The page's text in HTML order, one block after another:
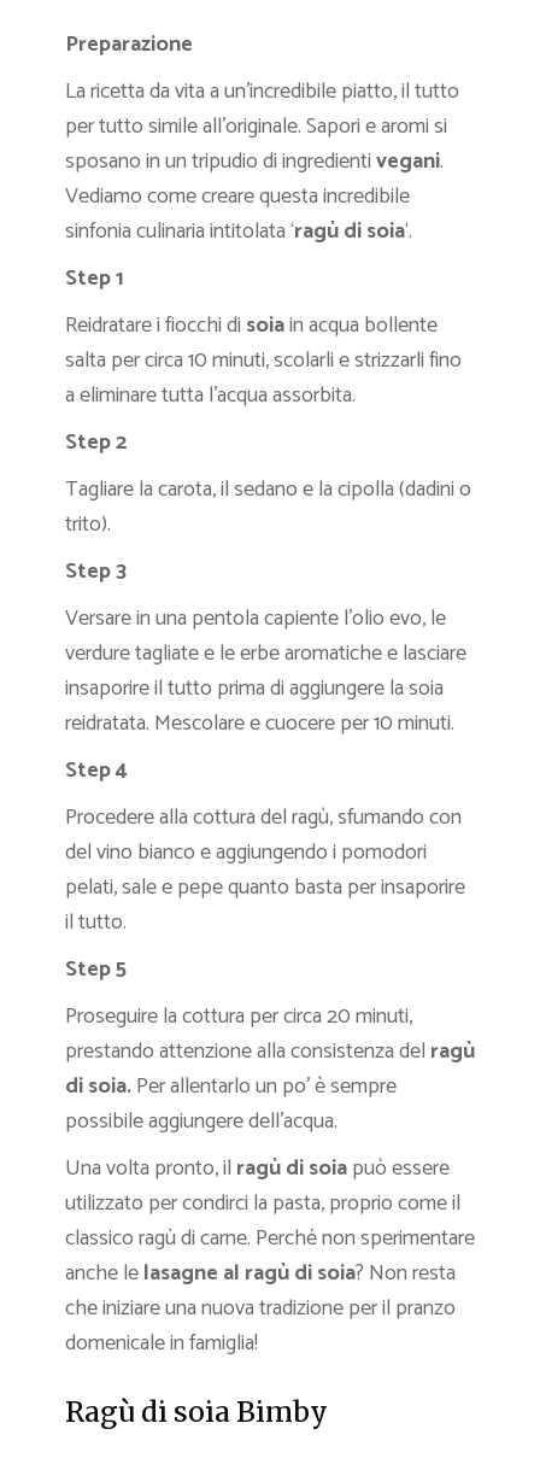
Preparazione
La ricetta da vita a un’incredibile piatto, il tutto
per tutto simile all’originale. Sapori e aromi si
sposano in un tripudio di ingredientivegani.
Vediamo come creare questa incredibile
sinfonia culinaria intitolata ‘ragù di soia‘.
Step 1
Reidratare i fiocchi di soiain acqua bollente
salta per circa 10 minuti, scolarli e strizzarli fino
a eliminare tutta l’acqua assorbita.
Step 2
Tagliare la carota, il sedano e la cipolla (dadini o
trito).
Step 3
Versare in una pentola capiente l’olio evo, le
verdure tagliate e le erbe aromatiche e lasciare
insaporire il tutto prima di aggiungere la soia
reidratata. Mescolare e cuocere per 10 minuti.
Step 4
Procedere alla cottura del ragù, sfumando con
del vino bianco e aggiungendo i pomodori
pelati, sale e pepe quanto basta per insaporire
il tutto.
Step 5
Proseguire la cottura per circa 20 minuti,
prestando attenzione alla consistenza del ragù
di soia.Per allentarlo un po’ è sempre
possibile aggiungere dell’acqua.
Una volta pronto, il ragù di soiapuò essere
utilizzato per condirci la pasta, proprio come il
classico ragù di carne. Perché non sperimentare
anche lelasagne al ragù di soia? Non resta
che iniziare una nuova tradizione per il pranzo
domenicale in famiglia!
Ragù di soia Bimby